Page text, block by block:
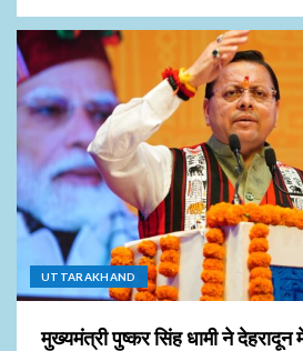
UTTARAKHAND
मुख्यमंत्री पुष्कर सिंह धामी ने देहरादून